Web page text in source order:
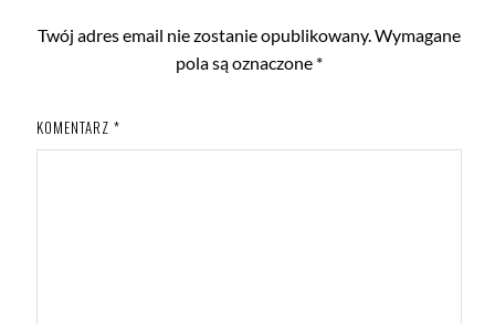
Twój adres email nie zostanie opublikowany.Wymagane
pola są oznaczone *
KOMENTARZ *